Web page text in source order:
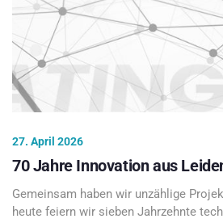
27. April 2026
70 Jahre Innovation aus
Gemeinsam haben wir unzählige
heute feiern wir sieben Jahrzehnte